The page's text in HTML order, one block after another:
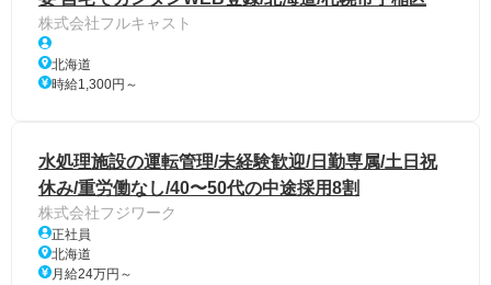
株式会社フルキャスト
北海道
時給1,300円～
水処理施設の運転管理/未経験歓迎/日勤専属/土日祝
休み/重労働なし/40〜50代の中途採用8割
株式会社フジワーク
正社員
北海道
月給24万円～